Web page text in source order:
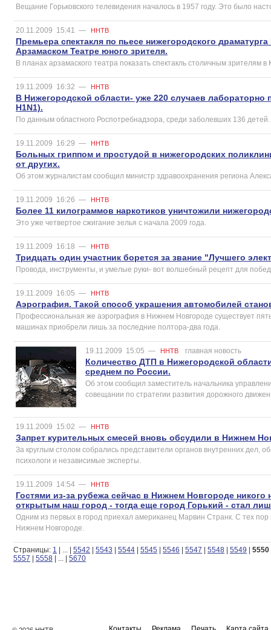
Вещание Горьковского телевидения началось в 1957 году. Это было
20.11.2009 15:41 — ННТВ
Премьера спектакля по пьесе нижегородского
Арзамаском Театре юного зрителя.
В планах арзамаского театра показать спектакль столичным зрителям
19.11.2009 16:32 — ННТВ
В Нижегородской области- уже 220 случаев лабораторно
H1N1).
По данным областного Роспотребнадзора, среди заболевших 136 детей.
19.11.2009 16:29 — ННТВ
Больных гриппом и простудой в нижегородских
от других.
Об этом журналистам сообщил министр здравоохранения региона
19.11.2009 16:26 — ННТВ
Более 11 килограммов наркотиков уничтожили
Это уже четвертое сжигание зелья с начала 2009 года.
19.11.2009 16:18 — ННТВ
Тридцать один участник борется за звание "Лучшего
Провода, инструменты, и умелые руки- вот волшебный рецепт для
19.11.2009 16:05 — ННТВ
Аэрография. Такой способ украшения автомобилей
Профессиональная же аэрография в Нижнем Новгороде существует
машинах приобрели лишь за последние полтора-два года.
19.11.2009 15:05 — ННТВ главная новость
Количество ДТП в Нижегородской
среднем по России.
Об этом сообщил заместитель начальника
совещании по стратегии развития дорожного
19.11.2009 15:02 — ННТВ
Запрет курительных смесей вновь обсудили в Нижнем
За круглым столом собрались представители органов внутренних дел,
психологи и независимые эксперты.
19.11.2009 14:54 — ННТВ
Гостями из-за рубежа сейчас в Нижнем Новгороде
открытым наш город - тогда еще город Горький - стал
Одним из первых в город приехал американец Марвин Странк. С тех
Нижнем Новгороде.
Страницы: 1 | | 5542 | 5543 | 5544 | 5545 | 5546 | 5547 | 5548 | 5549 | 5550
5557 | 5558 | | 5670